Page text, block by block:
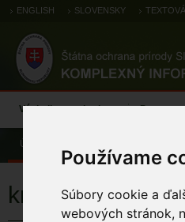
Používame
Súbory cookie a
webových stránok,
ENGLISH SLOVENSKY
Výsledky monitoringu
Úvod
krátkonôžka